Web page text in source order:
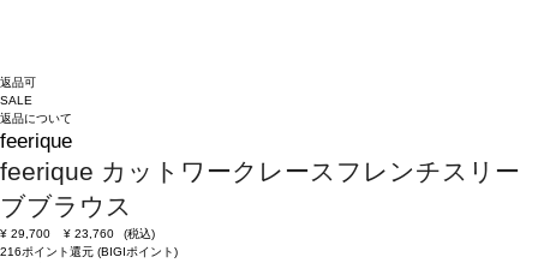
返品可
SALE
返品について
feerique
feerique カットワークレースフレンチスリー
ブブラウス
¥ 29,700 ¥ 23,760
(税込)
216ポイント還元 (BIGIポイント)